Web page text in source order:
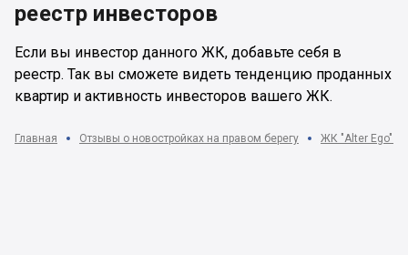
реестр инвесторов
Если вы инвестор данного ЖК, добавьте себя в
реестр. Так вы сможете видеть тенденцию проданных
квартир и активность инвесторов вашего ЖК.
Главная Отзывы о новостройках на правом берегу ЖК "Alter Ego"